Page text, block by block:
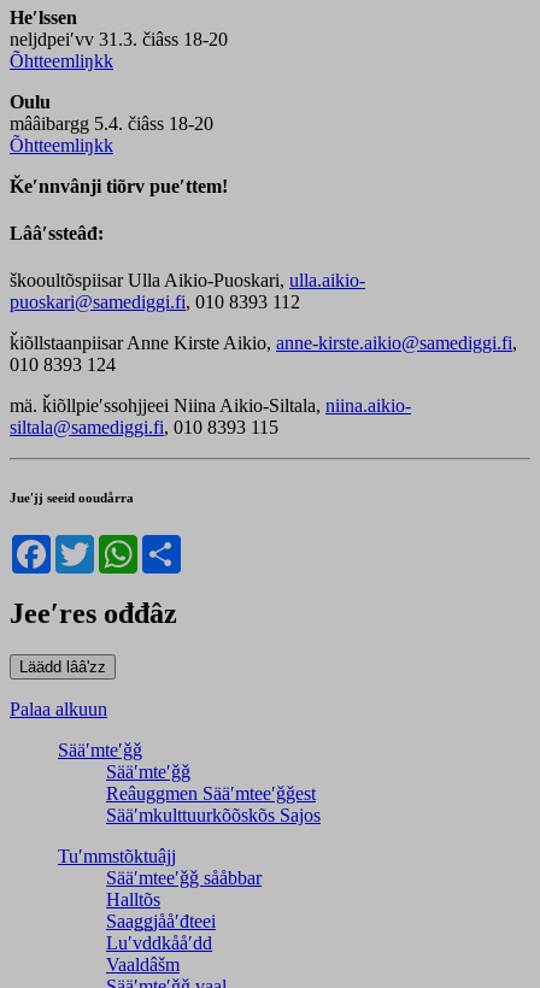
Heʹlssen
neljdpeiʹvv 31.3. čiâss 18-20
Õhtteemliŋkk
Oulu
mââibargg 5.4. čiâss 18-20
Õhtteemliŋkk
Ǩeʹnnvânji tiõrv pueʹttem!
Lââʹssteâđ:
škooultõspiisar Ulla Aikio-Puoskari, ulla.aikio-
puoskari@samediggi.fi, 010 8393 112
ǩiõllstaanpiisar Anne Kirste Aikio, anne-kirste.aikio@samediggi.fi,
010 8393 124
mä. ǩiõllpieʹssohjjeei Niina Aikio-Siltala, niina.aikio-
siltala@samediggi.fi, 010 8393 115
Jueʹjj seeid ooudårra
Facebook
TwitterWhatsApp
Jeeʹres ođđâz
Palaa alkuun
Sääʹmteʹǧǧ
Sääʹmteʹǧǧ
Reâuggmen Sääʹmteeʹǧǧest
Sääʹmkulttuurkõõskõs Sajos
Tuʹmmstõktuâjj
Sääʹmteeʹǧǧ sååbbar
Halltõs
Saaǥǥjååʹđteei
Luʹvddkååʹdd
Vaaldâšm